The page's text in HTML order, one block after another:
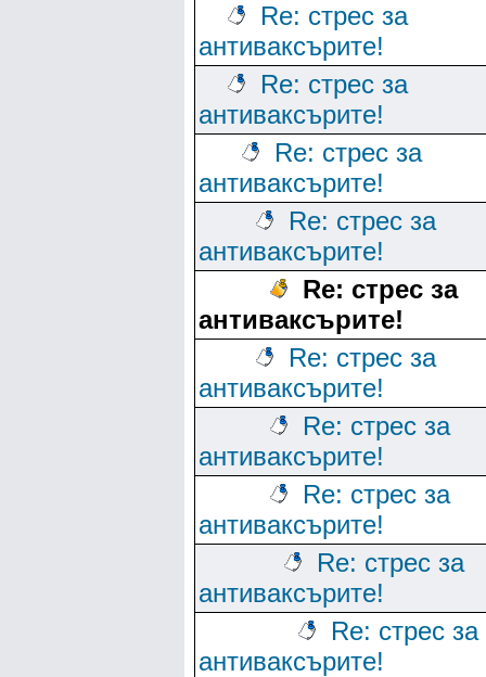
Re: стрес за
антиваксърите!
Re: стрес за
антиваксърите!
Re: стрес за
антиваксърите!
Re: стрес за
антиваксърите!
Re: стрес за
антиваксърите!
Re: стрес за
антиваксърите!
Re: стрес за
антиваксърите!
Re: стрес за
антиваксърите!
Re: стрес за
антиваксърите!
Re: стрес за
антиваксърите!